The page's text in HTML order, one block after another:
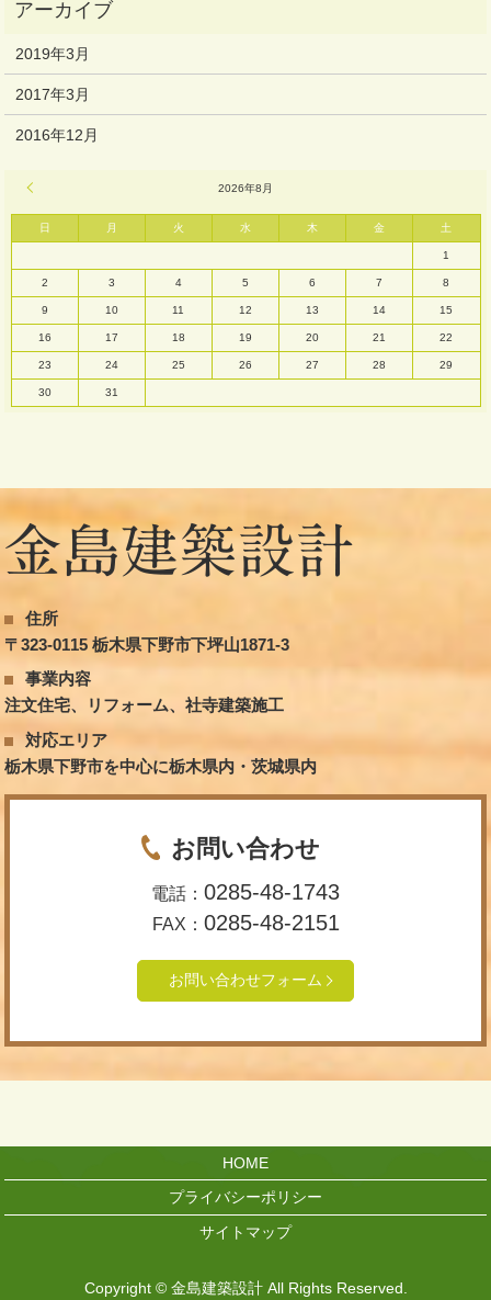
2019年3月
2017年3月
2016年12月
2026年8月
日 月 火 水 木 金 土
1
2 3 4 5 6 7 8
9 10 11 12 13 14 15
16 17 18 19 20 21 22
23 24 25 26 27 28 29
30 31
住所
〒323-0115 栃木県下野市下坪山1871-3
事業内容
注文住宅、リフォーム、社寺建築施工
対応エリア
栃木県下野市を中心に栃木県内・茨城県内
お問い合わせ
電話： 0285-48-1743
FAX： 0285-48-2151
お問い合わせフォーム
HOME
プライバシーポリシー
サイトマップ
Copyright © 金島建築設計 All Rights Reserved.